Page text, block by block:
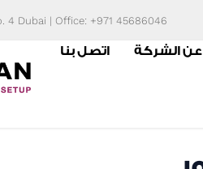
4 Dubai | Office: +971 45686046
عن الشركة اتصل بنا